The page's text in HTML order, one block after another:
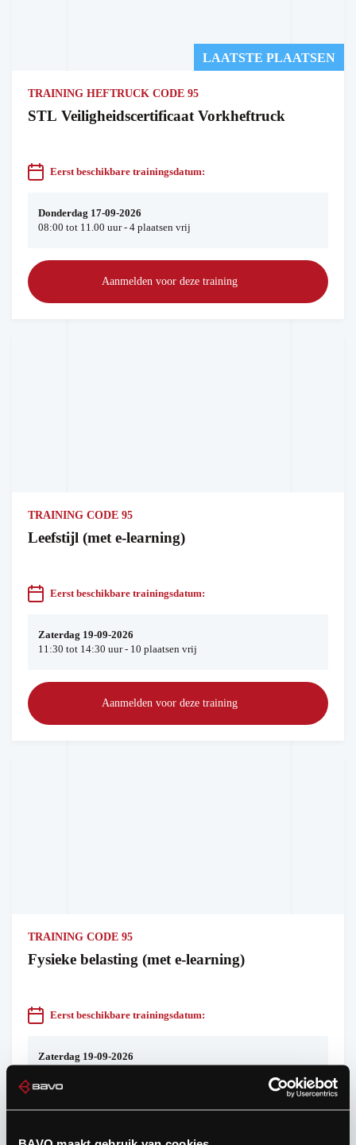
LAATSTE PLAATSEN
TRAINING HEFTRUCK CODE 95
STL Veiligheidscertificaat Vorkheftruck
Eerst beschikbare trainingsdatum:
Donderdag 17-09-2026
08:00 tot 11.00 uur - 4 plaatsen vrij
Aanmelden voor deze training
TRAINING CODE 95
Leefstijl (met e-learning)
Eerst beschikbare trainingsdatum:
Zaterdag 19-09-2026
11:30 tot 14:30 uur - 10 plaatsen vrij
Aanmelden voor deze training
TRAINING CODE 95
Fysieke belasting (met e-learning)
Eerst beschikbare trainingsdatum:
Zaterdag 19-09-2026